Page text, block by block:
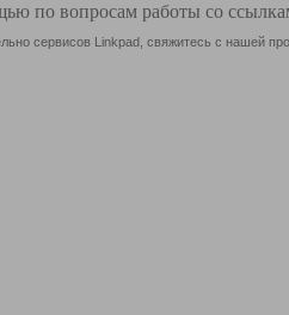
по вопросам работы со
сервисов Linkpad, свяжитесь с нашей